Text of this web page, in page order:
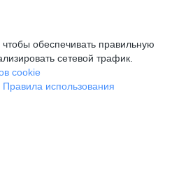
обеспечивать правильную
сетевой трафик.
cookie
Правила использования